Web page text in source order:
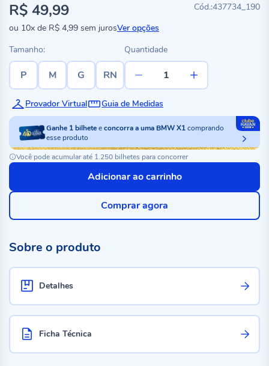
437734_190
R$ 49,99
ou 10x de R$ 4,99 sem jurosVer opções
Tamanho:
P M G RN
Quantidade
Provador Virtual Guia de Medidas
Ganhe 1bilheteeconcorra a uma BMW X1comprando
esse produto
Você pode acumular até 1.250 bilhetes para concorrer
Adicionar ao carrinho
Comprar agora
Sobre o produto
Detalhes
Ficha Técnica